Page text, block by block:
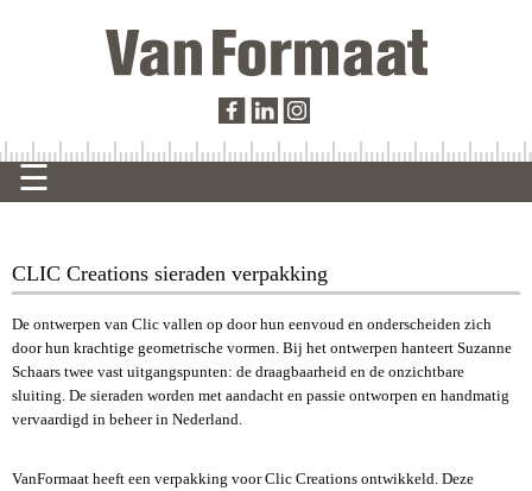
CLIC Creations sieraden verpakking
De ontwerpen van Clic vallen op door hun eenvoud en onderscheiden zich
door hun krachtige geometrische vormen. Bij het ontwerpen hanteert Suzanne
Schaars twee vast uitgangspunten: de draagbaarheid en de onzichtbare
sluiting. De sieraden worden met aandacht en passie ontworpen en handmatig
vervaardigd in beheer in Nederland.
VanFormaat heeft een verpakking voor Clic Creations ontwikkeld. Deze